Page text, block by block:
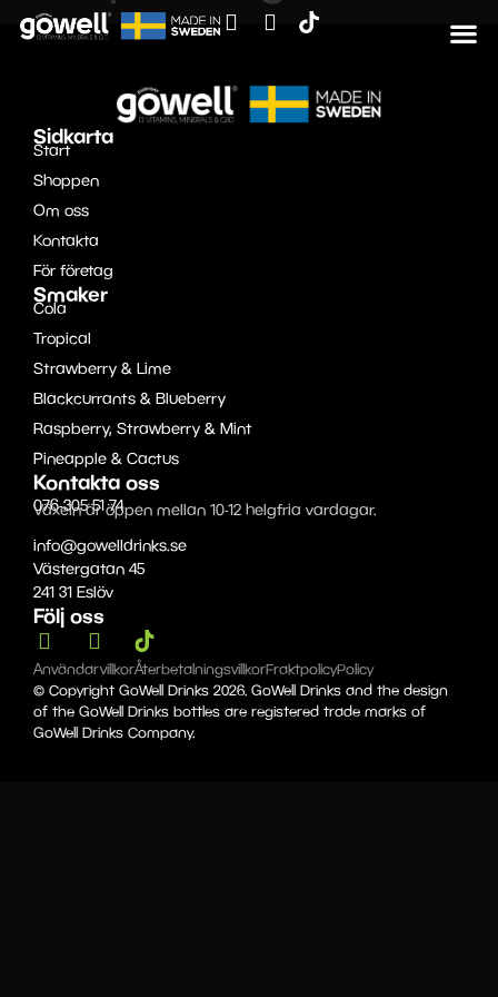
Sidkarta
Start
Shoppen
Om oss
Kontakta
För företag
Smaker
Cola
Tropical
Strawberry & Lime
Blackcurrants & Blueberry
Raspberry, Strawberry & Mint
Pineapple & Cactus
Kontakta oss
076-305 51 74
Växeln är öppen mellan 10-12 helgfria vardagar.
info@gowelldrinks.se
Västergatan 45
241 31 Eslöv
Följ oss
AnvändarvillkorÅterbetalningsvillkorFraktpolicyPolicy
© Copyright GoWell Drinks 2026. GoWell Drinks and the design
of the GoWell Drinks bottles are registered trade marks of
GoWell Drinks Company.